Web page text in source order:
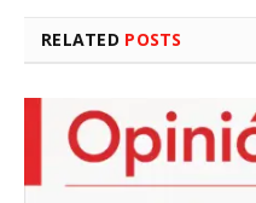
RELATED POSTS